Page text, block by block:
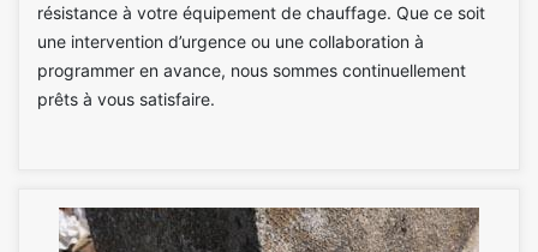
résistance à votre équipement de chauffage. Que ce soit
une intervention d’urgence ou une collaboration à
programmer en avance, nous sommes continuellement
prêts à vous satisfaire.